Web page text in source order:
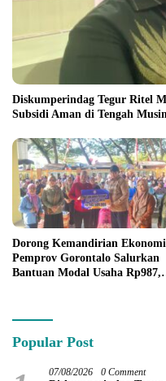
Diskumperindag Tegur Ritel
Subsidi Aman di Tengah
Dorong Kemandirian
Pemprov Gorontalo Salurkan
Bantuan Modal Usaha Rp987,5
Popular Post
07/08/2026 0 Comment